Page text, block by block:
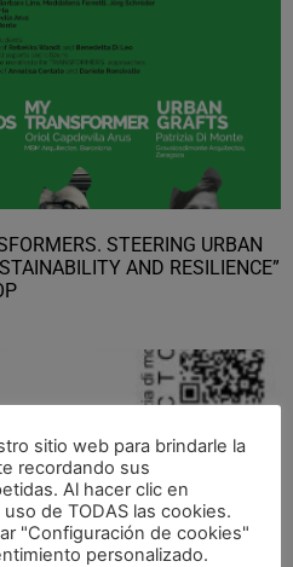
STEERING URBAN
AND RESILIENCE”
sitio web para brindarle la
recordando sus
Al hacer clic en
de TODAS las cookies.
"Configuración de cookies"
personalizado.